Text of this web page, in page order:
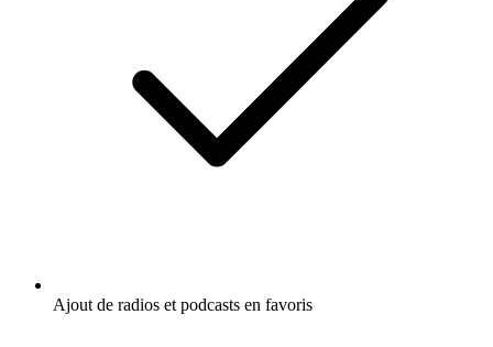
Ajout de radios et podcasts en favoris